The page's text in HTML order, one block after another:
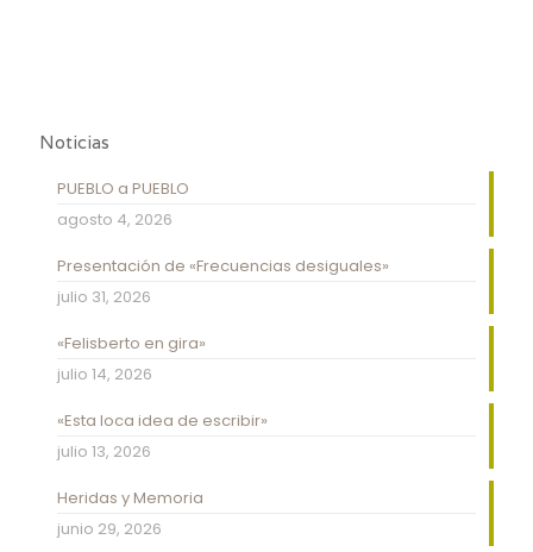
Noticias
PUEBLO a PUEBLO
agosto 4, 2026
Presentación de «Frecuencias desiguales»
julio 31, 2026
«Felisberto en gira»
julio 14, 2026
«Esta loca idea de escribir»
julio 13, 2026
Heridas y Memoria
junio 29, 2026